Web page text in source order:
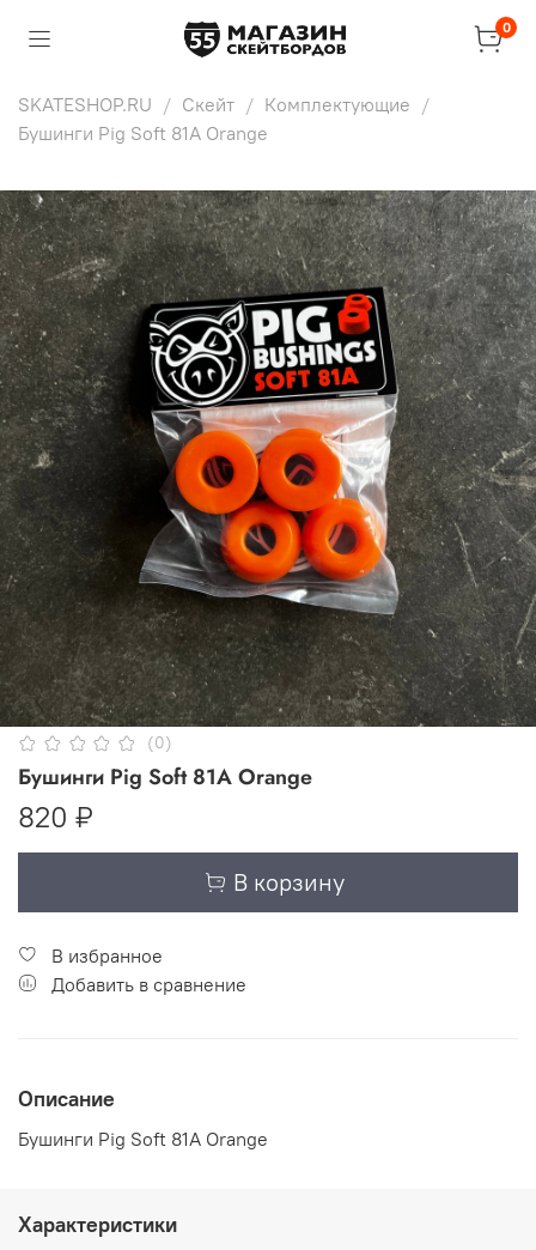
0
SKATESHOP.RU Скейт
Комплектующие
Бушинги Pig Soft 81A Orange
(0)
Бушинги Pig Soft 81A Orange
820 ₽
В корзину
В избранное
Добавить в сравнение
Описание
Бушинги Pig Soft 81A Orange
Характеристики